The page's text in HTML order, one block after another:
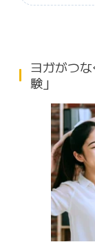
ヨガがつ
験」